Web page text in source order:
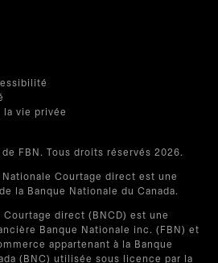
ongletonglet
vie privée
FBN. Tous droits réservés 2026.
Nationale Courtage direct est une
la Banque Nationale du Canada.
Courtage direct (BNCD) est une
Banque Nationale inc. (FBN) et
appartenant à la Banque
(BNC) utilisée sous licence par la